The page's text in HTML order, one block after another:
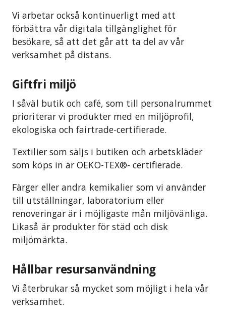
Vi arbetar också kontinuerligt med att
förbättra vår digitala tillgänglighet för
besökare, så att det går att ta del av vår
verksamhet på distans.
Giftfri miljö
I såväl butik och café, som till personalrummet
prioriterar vi produkter med en miljöprofil,
ekologiska och fairtrade-certifierade.
Textilier som säljs i butiken och arbetskläder
som köps in är OEKO-TEX®- certifierade.
Färger eller andra kemikalier som vi använder
till utställningar, laboratorium eller
renoveringar är i möjligaste mån miljövänliga.
Likaså är produkter för städ och disk
miljömärkta.
Hållbar resursanvändning
Vi återbrukar så mycket som möjligt i hela vår
verksamhet.